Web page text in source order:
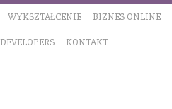
WYKSZTAŁCENIE BIZNES ONLINE
DEVELOPERS KONTAKT